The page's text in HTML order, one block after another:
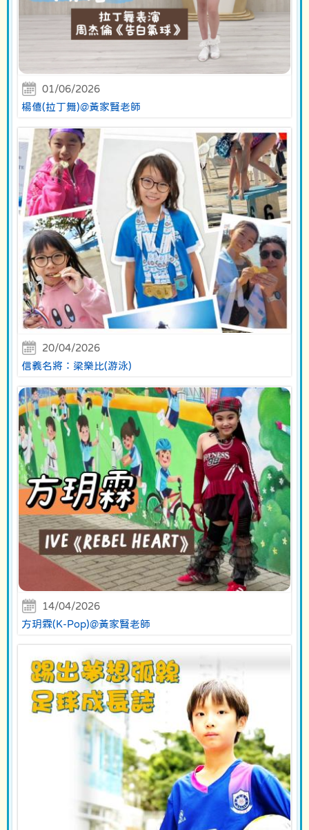
01/06/2026
楊僖(拉丁舞)@黃家賢老師
20/04/2026
信義名將：梁樂比(游泳)
14/04/2026
方玥霖(K-Pop)@黃家賢老師